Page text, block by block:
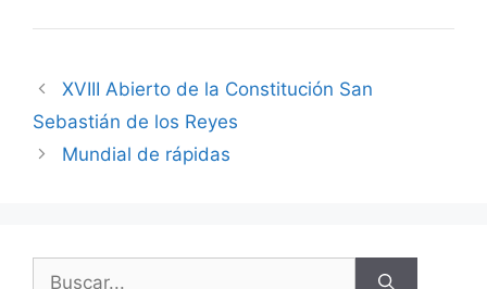
XVIII Abierto de la Constitución San
Sebastián de los Reyes
Mundial de rápidas
Buscar: